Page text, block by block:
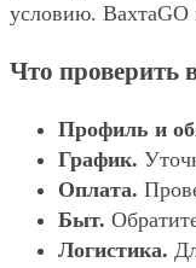
условию. ВахтаGO
Что проверить
Профиль и
График.
Оплата.
Быт.
Логистика.